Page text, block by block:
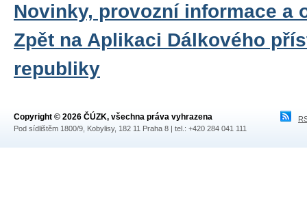
Novinky, provozní informace a
Zpět na Aplikaci Dálkového
republiky
Copyright © 2026 ČÚZK, všechna práva vyhrazena
Pod sídlištěm 1800/9, Kobylisy, 182 11 Praha 8 | tel.: +420 284 041 111